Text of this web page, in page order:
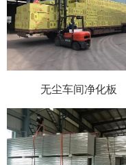
无尘车间净化板